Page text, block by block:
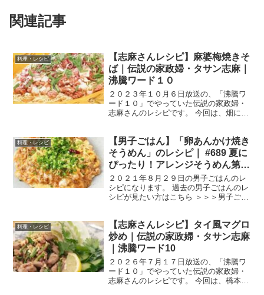
関連記事
料理・レシピ
【志麻さんレシピ】麻婆梅焼きそ
ば｜伝説の家政婦・タサン志麻｜
沸騰ワード１０
２０２３年１０月６日放送の、「沸騰ワ
ード１０」でやっていた伝説の家政婦・
志麻さんのレシピです。 今回は、畑に畳
手伝ってくれた皆さんに振る舞った料理
を紹介します。 では、...
料理・レシピ
【男子ごはん】「卵あんかけ焼き
そうめん」のレシピ｜ #689 夏に
ぴったり！アレンジそうめん第６
弾
２０２１年８月２９日の男子ごはんのレ
シピになります。 過去の男子ごはんのレ
シピが見たい方はこちら ＞＞＞男子ごは
ん ２束（１００g）豚バラ肉（しゃぶし
ゃぶ用） ２０...
料理・レシピ
【志麻さんレシピ】タイ風マグロ
炒め｜伝説の家政婦・タサン志麻
｜沸騰ワード10
２０２６年７月１７日放送の、「沸騰ワ
ード１０」でやっていた伝説の家政婦・
志麻さんのレシピです。 今回は、橋本環